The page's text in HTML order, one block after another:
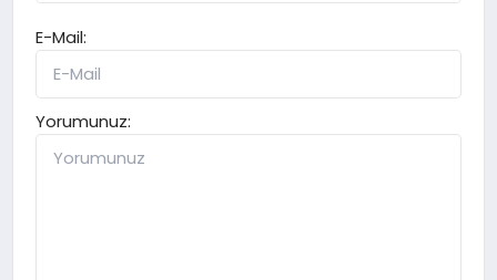
E-Mail:
Yorumunuz: